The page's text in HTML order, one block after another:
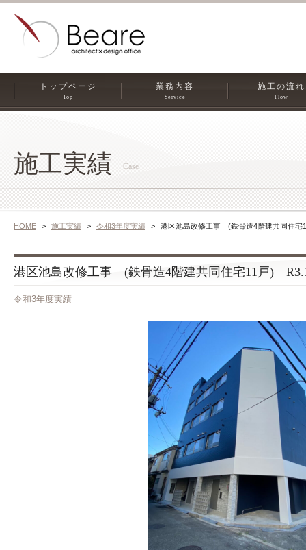
トップページ
Top
業務内容
Service
施工の流れ
Flow
施工実績 Case
HOME 施工実績 令和3年度実績 港区池島改修工事 (鉄骨造4階建共同住
港区池島改修工事 (鉄骨造4階建共同住宅11戸)
令和3年度実績